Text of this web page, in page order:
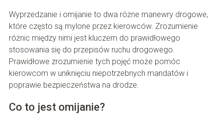
Wyprzedzanie i omijanie to dwa różne manewry drogowe,
które często są mylone przez kierowców. Zrozumienie
różnic między nimi jest kluczem do prawidłowego
stosowania się do przepisów ruchu drogowego.
Prawidłowe zrozumienie tych pojęć może pomóc
kierowcom w uniknięciu niepotrzebnych mandatów i
poprawie bezpieczeństwa na drodze.
Co to jest omijanie?